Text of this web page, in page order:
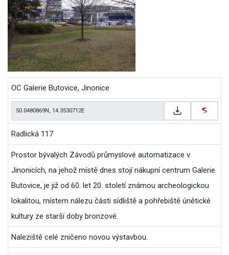
OC Galerie Butovice, Jinonice
Radlická 117
Prostor bývalých Závodů průmyslové automatizace v
Jinonicích, na jehož místě dnes stojí nákupní centrum Galerie
Butovice, je již od 60. let 20. století známou archeologickou
lokalitou, místem nálezu části sídliště a pohřebiště únětické
kultury ze starší doby bronzové.
Naleziště celé zničeno novou výstavbou.